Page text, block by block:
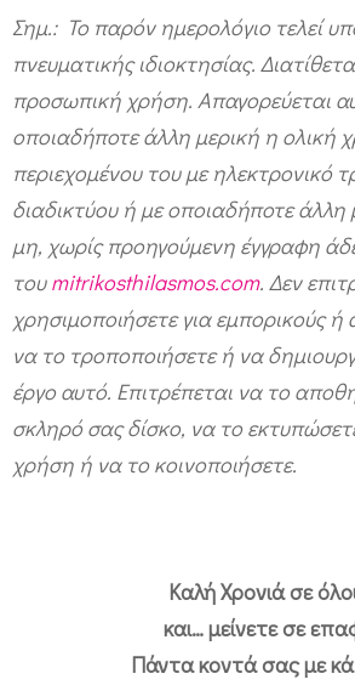
Σημ.: To παρόν ημερολόγιο τελεί
πνευματικής ιδιοκτησίας.
προσωπική χρήση. Απαγορεύεται
οποιαδήποτε άλλη μερική η ολική
περιεχομένου του με ηλεκτρονικό
διαδικτύου ή με οποιαδήποτε
μη, χωρίς προηγούμενη έγγραφη
τουmitrikosthilasmos.com. Δεν
χρησιμοποιήσετε για εμπορικούς
να το τροποποιήσετε ή να
έργο αυτό. Επιτρέπεται να το
σκληρό σας δίσκο, να το
χρήση ή να το κοινοποιήσετε.
Καλή Χρονιά σε
και… μείνετε σε
Πάντα κοντά σας με